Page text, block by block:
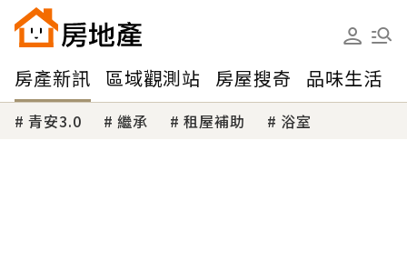
房產新訊 區域觀測站 房屋搜奇 品味生活
青安3.0 繼承 租屋補助 浴室